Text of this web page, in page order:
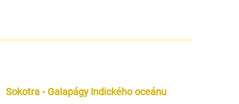
Sokotra - Galapágy Indického oceánu